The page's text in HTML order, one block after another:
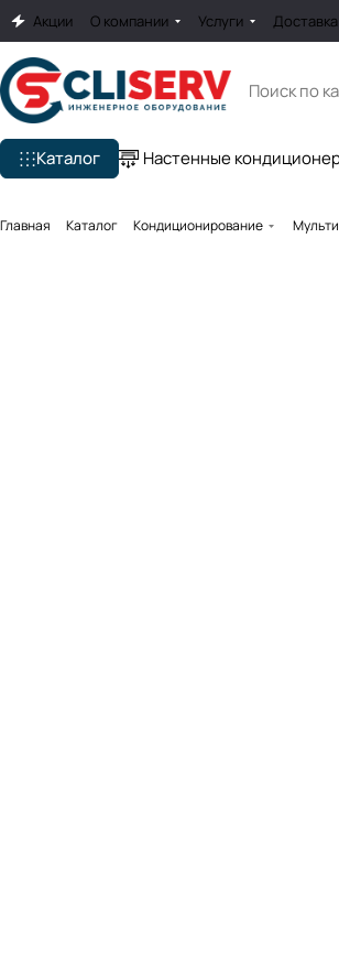
Акции О компании Услуги
Каталог Настенные
Главная Каталог Кондиционирование